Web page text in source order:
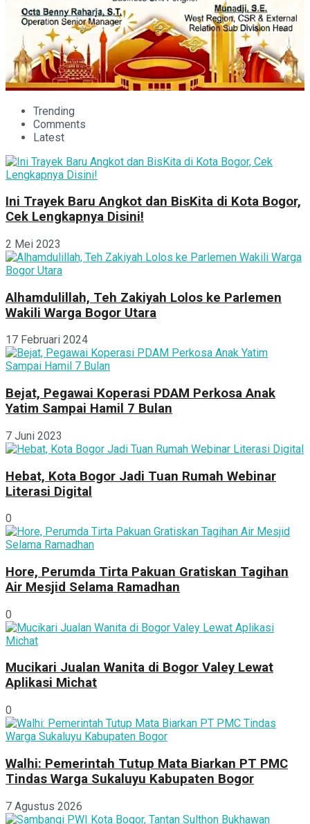
Trending
Comments
Latest
Ini Trayek Baru Angkot dan BisKita di Kota Bogor,
Cek Lengkapnya Disini!
2 Mei 2023
Alhamdulillah, Teh Zakiyah Lolos ke Parlemen
Wakili Warga Bogor Utara
17 Februari 2024
Bejat, Pegawai Koperasi PDAM Perkosa Anak
Yatim Sampai Hamil 7 Bulan
7 Juni 2023
Hebat, Kota Bogor Jadi Tuan Rumah Webinar
Literasi Digital
0
Hore, Perumda Tirta Pakuan Gratiskan Tagihan
Air Mesjid Selama Ramadhan
0
Mucikari Jualan Wanita di Bogor Valey Lewat
Aplikasi Michat
0
Walhi: Pemerintah Tutup Mata Biarkan PT PMC
Tindas Warga Sukaluyu Kabupaten Bogor
7 Agustus 2026